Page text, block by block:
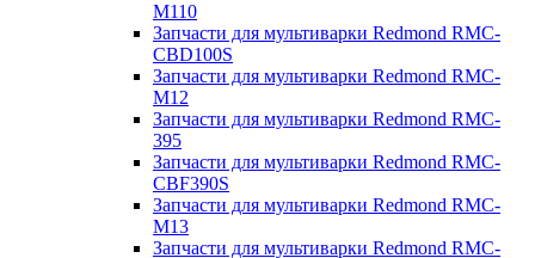
M110
Запчасти для мультиварки Redmond RMC-
CBD100S
Запчасти для мультиварки Redmond RMC-
M12
Запчасти для мультиварки Redmond RMC-
395
Запчасти для мультиварки Redmond RMC-
CBF390S
Запчасти для мультиварки Redmond RMC-
M13
Запчасти для мультиварки Redmond RMC-